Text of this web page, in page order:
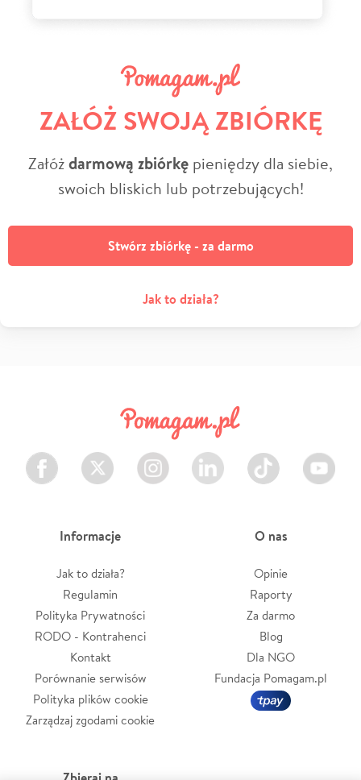
ZAŁÓŻ SWOJĄ ZBIÓRKĘ
Załóżdarmową zbiórkę pieniędzy dla siebie,
swoich bliskich lub potrzebujących!
Stwórz zbiórkę - za darmo
Jak to działa?
Facebook Twitter Instagram LinkedIn TikTok Youtube
Informacje
Jak to działa?
Regulamin
Polityka Prywatności
RODO - Kontrahenci
Kontakt
Porównanie serwisów
Polityka plików cookie
Zarządzaj zgodami cookie
O nas
Opinie
Raporty
Za darmo
Blog
Dla NGO
Fundacja Pomagam.pl